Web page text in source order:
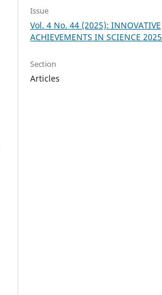
Issue
Vol. 4 No. 44 (2025): INNOVATIVE
ACHIEVEMENTS IN SCIENCE 2025
Section
Articles